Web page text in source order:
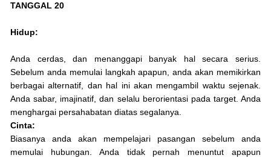
TANGGAL 20
Hidup:
Anda cerdas, dan menanggapi banyak hal secara serius.
Sebelum anda memulai langkah apapun, anda akan memikirkan
berbagai alternatif, dan hal ini akan mengambil waktu sejenak.
Anda sabar, imajinatif, dan selalu berorientasi pada target. Anda
menghargai persahabatan diatas segalanya.
Cinta:
Biasanya anda akan mempelajari pasangan sebelum anda
memulai hubungan. Anda tidak pernah menuntut apapun